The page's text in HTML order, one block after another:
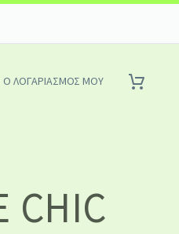
Ο ΛΟΓΑΡΙΑΣΜΌΣ ΜΟΥ
CHIC